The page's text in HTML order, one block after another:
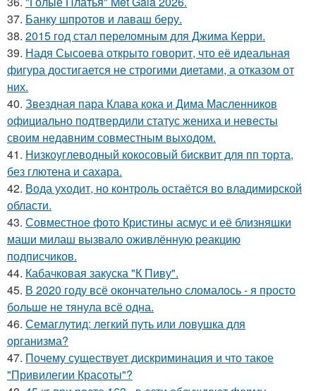
37. Банку шпротов и лаваш беру.
38. 2015 год стал переломным для Джима Керри.
39. Надя Сысоева открыто говорит, что её идеальная
фигура достигается не строгими диетами, а отказом от
них.
40. Звездная пара Клава кока и Дима Масленников
официально подтвердили статус жениха и невесты
своим недавним совместным выходом.
41. Низкоуглеводный кокосовый бисквит для пп торта,
без глютена и сахара.
42. Вода уходит, но контроль остаётся во владимирской
области.
43. Совместное фото Кристины асмус и её близняшки
маши милаш вызвало оживлённую реакцию
подписчиков.
44. Кабачковая закуска "К Пиву".
45. В 2020 году всё окончательно сломалось - я просто
больше не тянула всё одна.
46. Семаглутид: легкий путь или ловушка для
организма?
47. Почему существует дискриминация и что такое
"Привилегии Красоты"?